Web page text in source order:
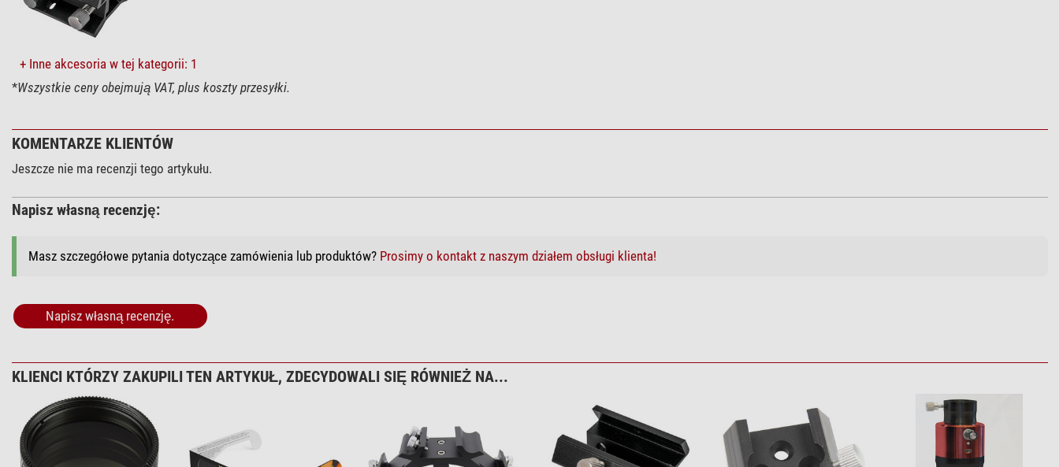
+ Inne akcesoria w tej kategorii: 1
*Wszystkie ceny obejmują VAT, plus koszty przesyłki.
KOMENTARZE KLIENTÓW
Jeszcze nie ma recenzji tego artykułu.
Napisz własną recenzję:
Masz szczegółowe pytania dotyczące zamówienia lub produktów? Prosimy o kontakt z naszym działem obsługi klienta!
Napisz własną recenzję.
KLIENCI KTÓRZY ZAKUPILI TEN ARTYKUŁ, ZDECYDOWALI SIĘ RÓWNIEŻ NA...